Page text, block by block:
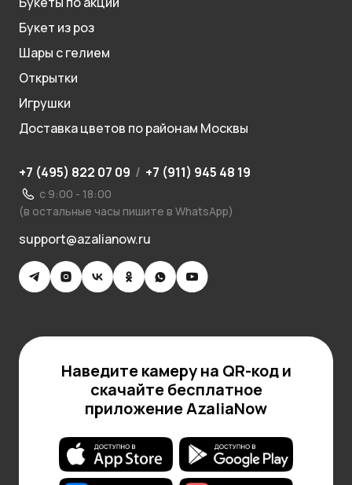
Букет из роз
Шары с гелием
Открытки
Игрушки
Доставка цветов по районам Москвы
+7 (495) 822 07 09 / +7 (911) 945 48 19
с 9:00 - 18:00
(в остальные часы пишите в WhatsApp)
support@azalianow.ru
Наведите камеру на QR-код и
скачайте бесплатное
приложение AzaliaNow